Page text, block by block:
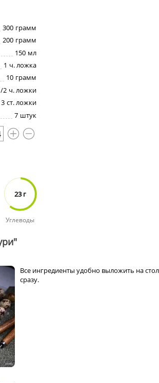
300 грамм
200 грамм
150 мл
1 ч. ложка
10 грамм
2 ч. ложки
3 ст. ложки
7 штук
23 г
Углеводы
Все ингредиенты удобно выложить на стол
сразу.